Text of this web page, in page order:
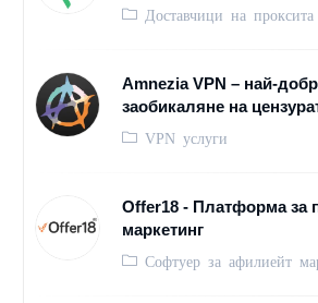
Доставчици на проксита
Amnezia VPN – най-
заобикаляне на
VPN услуги
Offer18 - Платформа за
маркетинг
Софтуер за афилиейт